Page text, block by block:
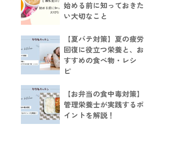
始める前に知っておきた
い大切なこと
【夏バテ対策】夏の疲労
回復に役立つ栄養と、お
すすめの食べ物・レシ
ピ
【お弁当の食中毒対策】
管理栄養士が実践するポ
イントを解説！